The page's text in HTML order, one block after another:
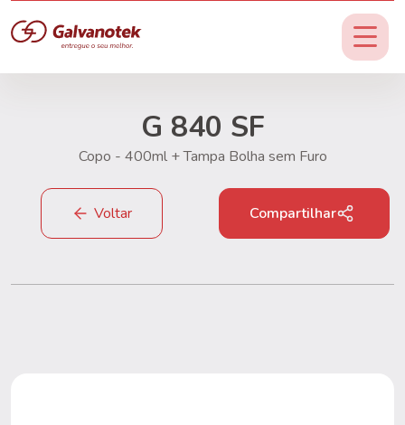
Voltar
G 840 SF
Copo - 400ml + Tampa Bolha sem Furo
Compartilhar